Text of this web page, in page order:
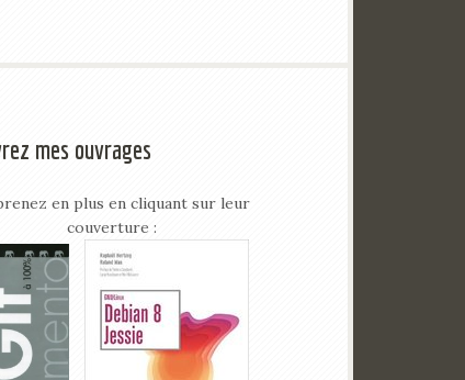
mes ouvrages
en plus en cliquant sur leur
couverture :